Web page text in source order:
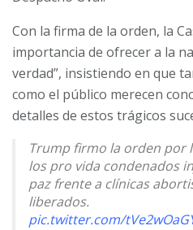
Con la firma de la orden, la
importancia de ofrecer a la
verdad”, insistiendo en que
como el público merecen
detalles de estos trágicos
Trump firmo la orden por
los pro vida condenados
paz frente a clínicas
liberados.
pic.twitter.com/